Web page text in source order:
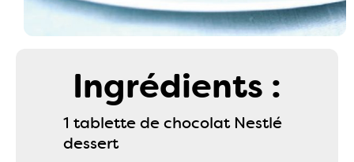
Ingrédients :
1 tablette de chocolat Nestlé
dessert